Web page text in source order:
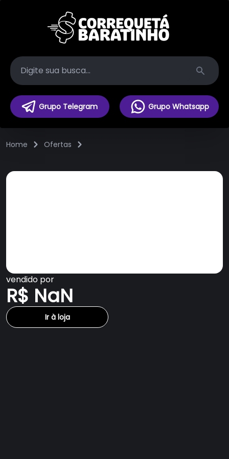
Search
Grupo Telegram Grupo Whatsapp
Home Ofertas
vendido por
R$ NaN
Ir à loja